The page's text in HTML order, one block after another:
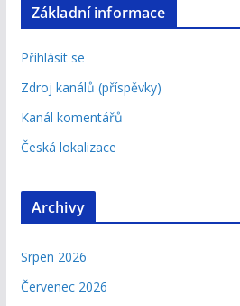
Základní informace
Přihlásit se
Zdroj kanálů (příspěvky)
Kanál komentářů
Česká lokalizace
Archivy
Srpen 2026
Červenec 2026